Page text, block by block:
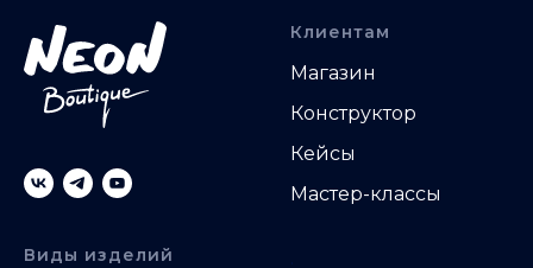
Клиентам
Магазин
Конструктор
Кейсы
Мастер-классы
Виды изделий